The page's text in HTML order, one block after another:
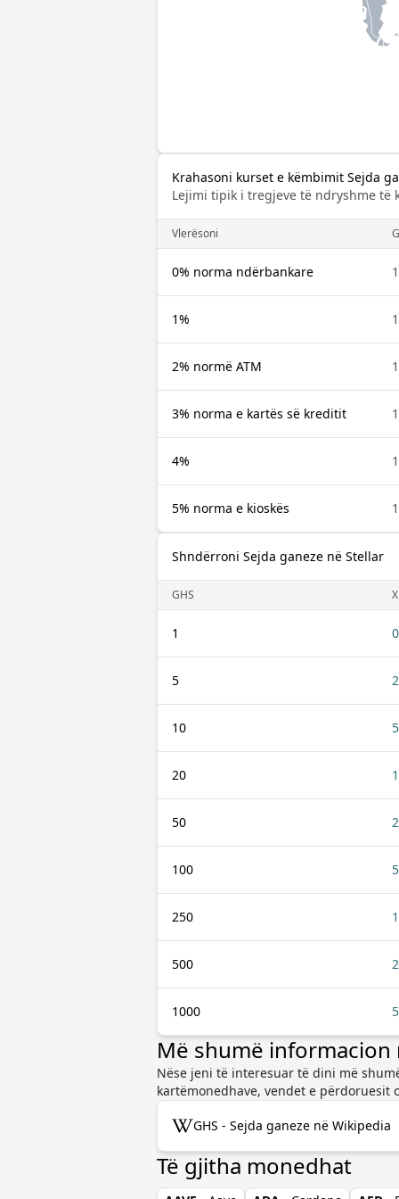
Krahasoni kurset e këmbimit Sejda
Lejimi tipik i tregjeve të ndryshme të
Vlerësoni
0% norma ndërbankare
1%
2% normë ATM
3% norma e kartës së kreditit
4%
5% norma e kioskës
Shndërroni Sejda ganeze në Stellar
GHS
1
5
10
20
50
100
250
500
1000
Më shumë informacion
Nëse jeni të interesuar të dini më
kartëmonedhave, vendet e përdoruesit
GHS - Sejda ganeze në Wikipedia
Të gjitha monedhat